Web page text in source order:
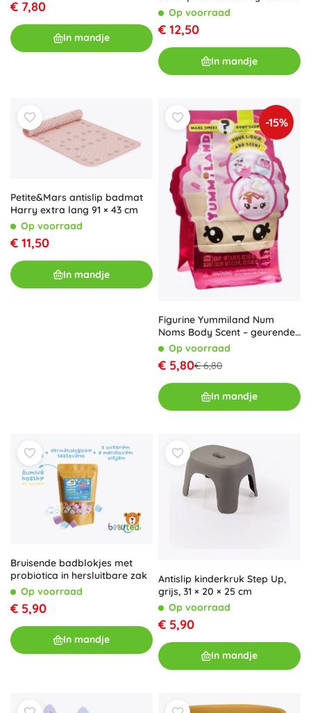
€ 7,80
In mandje
en accessoires tulip beige
Op voorraad
€ 12,50
In mandje
Petite&Mars antislip badmat
Harry extra lang 91 × 43 cm
Op voorraad
€ 11,50
In mandje
-15%
Figurine Yummiland Num
Noms Body Scent – geurende
mini roll-on parfum
Op voorraad
€ 5,80€ 6,80
In mandje
Bruisende badblokjes met
probiotica in hersluitbare zak
Op voorraad
€ 5,90
In mandje
Antislip kinderkruk Step Up,
grijs, 31 × 20 × 25 cm
Op voorraad
€ 5,90
In mandje